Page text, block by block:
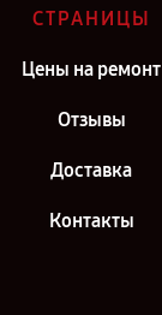
СТРАНИЦЫ
Цены на ремонт
Отзывы
Доставка
Контакты